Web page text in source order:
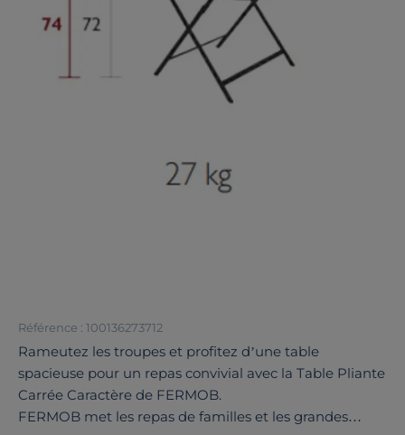
Référence : 100136273712
Rameutez les troupes et profitez d’une table
spacieuse pour un repas convivial avec la Table Pliante
Carrée Caractère de FERMOB.
FERMOB met les repas de familles et les grandes